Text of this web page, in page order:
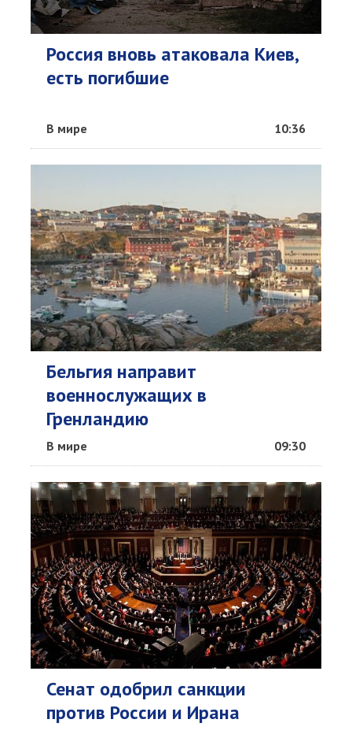
Россия вновь атаковала Киев,
есть погибшие
В мире 10:36
Бельгия направит
военнослужащих в
Гренландию
В мире 09:30
Сенат одобрил санкции
против России и Ирана